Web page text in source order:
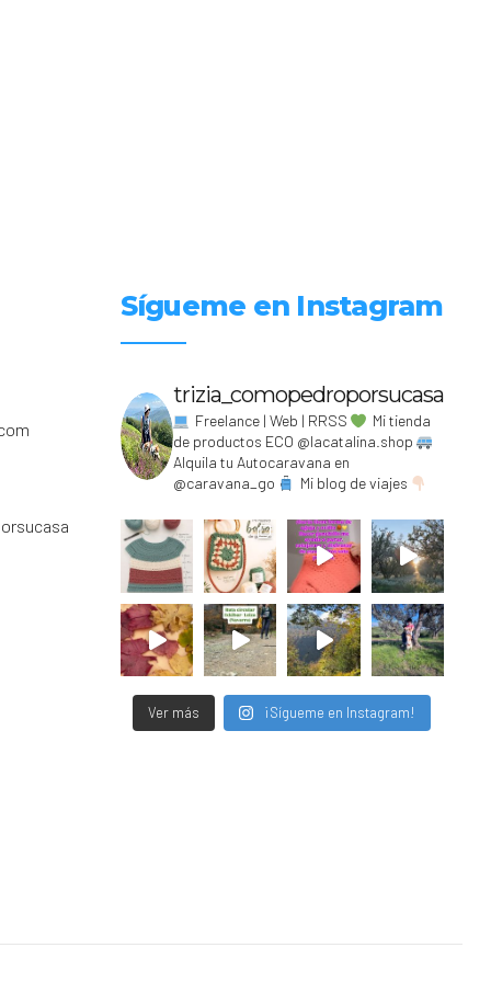
Sígueme en Instagram
trizia_comopedroporsucasa
Freelance | Web | RRSS
Mi tienda
de productos ECO @lacatalina.shop
Alquila tu Autocaravana en
@caravana_go
Mi blog de viajes
Ver más ¡Sígueme en Instagram!